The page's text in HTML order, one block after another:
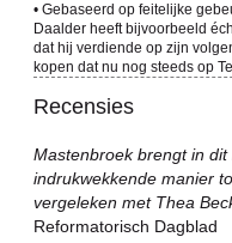
• Gebaseerd op feitelijke
Daalder heeft bijvoorbeeld
dat hij verdiende op zijn
kopen dat nu nog steeds op
Recensies
Mastenbroek brengt in
indrukwekkende manier
vergeleken met Thea
Reformatorisch Dagblad